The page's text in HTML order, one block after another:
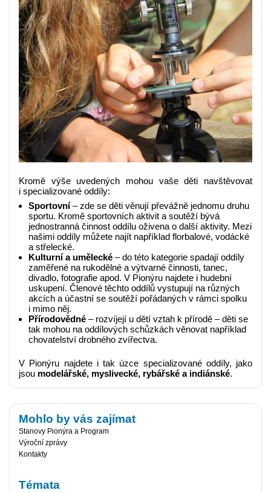
Kromě výše uvedených mohou vaše děti navštěvovat
i specializované oddíly:
Sportovní– zde se děti věnují převážně jednomu druhu
sportu. Kromě sportovních aktivit a soutěží bývá
jednostranná činnost oddílu oživena o další aktivity. Mezi
našimi oddíly můžete najít například florbalové, vodácké
a střelecké.
Kulturní a umělecké – do této kategorie spadají oddíly
zaměřené na rukodělné a výtvarné činnosti, tanec,
divadlo, fotografie apod. V Pionýru najdete i hudební
uskupení. Členové těchto oddílů vystupují na různých
akcích a účastní se soutěží pořádaných v rámci spolku
i mimo něj.
Přírodovědné – rozvíjejí u dětí vztah k přírodě – děti se
tak mohou na oddílových schůzkách věnovat například
chovatelství drobného zvířectva.
V Pionýru najdete i tak úzce specializované oddíly, jako
jsou modelářské, myslivecké, rybářské a indiánské.
Mohlo by vás zajímat
Stanovy Pionýra a Program
Výroční zprávy
Kontakty
Témata